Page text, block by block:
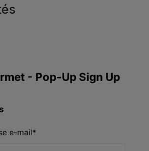
instantanée en ligne
au vendredi, de 10H à 16H
et CAT CHOW :